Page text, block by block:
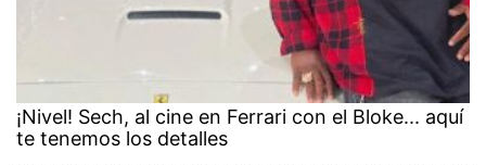
¡Nivel! Sech, al cine en Ferrari con el Bloke... aquí
te tenemos los detalles